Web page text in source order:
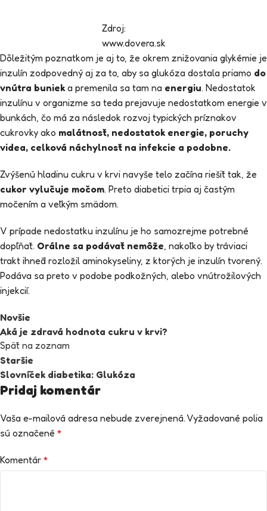
Zdroj:
www.dovera.sk
Dôležitým poznatkom je aj to, že okrem znižovania glykémie je
inzulín zodpovedný aj za to, aby sa glukóza dostala priamo do
vnútra buniek a premenila sa tam na energiu. Nedostatok
inzulínu v organizme sa teda prejavuje nedostatkom energie v
bunkách, čo má za následok rozvoj typických príznakov
cukrovky ako malátnosť, nedostatok energie, poruchy
videa, celková náchylnosť na infekcie a podobne.
Zvýšenú hladinu cukru v krvi navyše telo začína riešiť tak, že
cukor vylučuje močom. Preto diabetici trpia aj častým
močením a veľkým smädom.
V prípade nedostatku inzulínu je ho samozrejme potrebné
dopĺňať. Orálne sa podávať nemôže, nakoľko by tráviaci
trakt ihneď rozložil aminokyseliny, z ktorých je inzulín tvorený.
Podáva sa preto v podobe podkožných, alebo vnútrožilových
injekcií.
Novšie
Aká je zdravá hodnota cukru v krvi?
Späť na zoznam
Staršie
Slovníček diabetika: Glukóza
Pridaj komentár
Vaša e-mailová adresa nebude zverejnená. Vyžadované polia
sú označené *
Komentár *